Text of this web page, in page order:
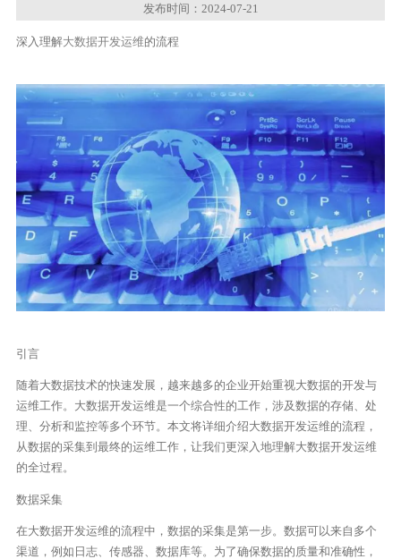
发布时间：2024-07-21
深入理解大数据开发运维的流程
引言
随着大数据技术的快速发展，越来越多的企业开始重视大数据的开发与
运维工作。大数据开发运维是一个综合性的工作，涉及数据的存储、处
理、分析和监控等多个环节。本文将详细介绍大数据开发运维的流程，
从数据的采集到最终的运维工作，让我们更深入地理解大数据开发运维
的全过程。
数据采集
在大数据开发运维的流程中，数据的采集是第一步。数据可以来自多个
渠道，例如日志、传感器、数据库等。为了确保数据的质量和准确性，